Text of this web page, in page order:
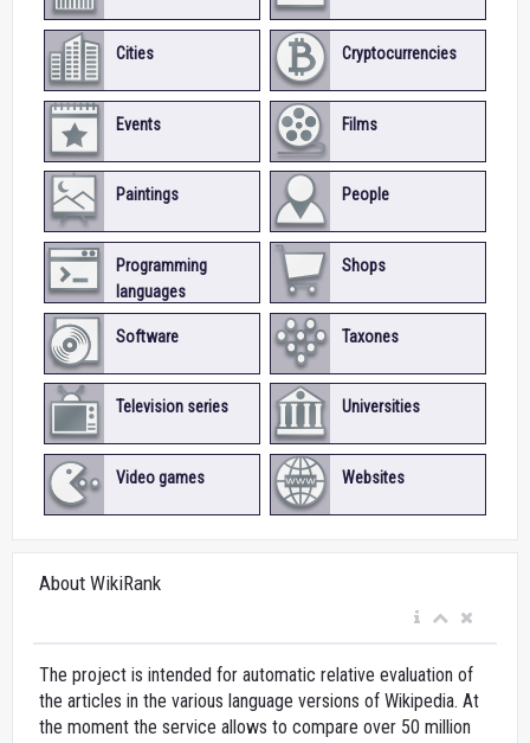
Cities Cryptocurrencies
Events Films
Paintings People
Programming
languages
Shops
Software Taxones
Television series Universities
Video games Websites
About WikiRank
The project is intended for automatic relative evaluation of
the articles in the various language versions of Wikipedia. At
the moment the service allows to compare over 50 million